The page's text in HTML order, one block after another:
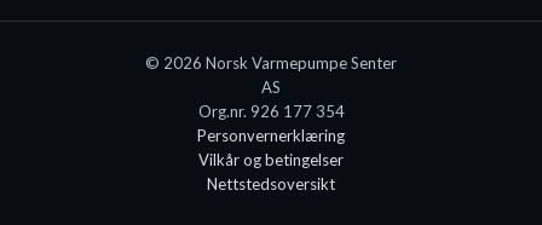
© 2026 Norsk Varmepumpe Senter
AS
Org.nr. 926 177 354
Personvernerklæring
Vilkår og betingelser
Nettstedsoversikt